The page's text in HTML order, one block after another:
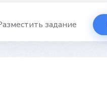
задание